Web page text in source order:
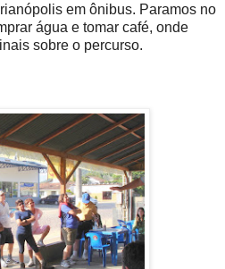
em ônibus. Paramos no
água e tomar café, onde
sobre o percurso.